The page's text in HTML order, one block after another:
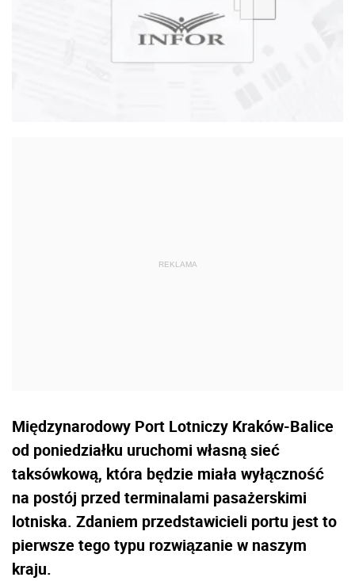
Międzynarodowy Port Lotniczy Kraków-Balice
od poniedziałku uruchomi własną sieć
taksówkową, która będzie miała wyłączność
na postój przed terminalami pasażerskimi
lotniska. Zdaniem przedstawicieli portu jest to
pierwsze tego typu rozwiązanie w naszym
kraju.